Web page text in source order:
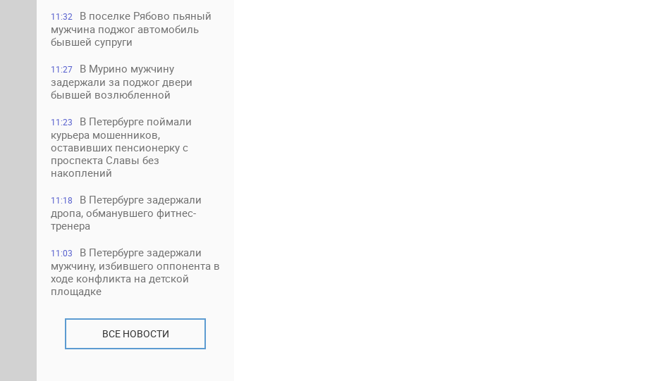
11:32
В поселке Рябово пьяный
мужчина поджог автомобиль
бывшей супруги
11:27
В Мурино мужчину
задержали за поджог двери
бывшей возлюбленной
11:23
В Петербурге поймали
курьера мошенников,
оставивших пенсионерку с
проспекта Славы без
накоплений
11:18
В Петербурге задержали
дропа, обманувшего фитнес-
тренера
11:03
В Петербурге задержали
мужчину, избившего оппонента в
ходе конфликта на детской
площадке
ВСЕ НОВОСТИ